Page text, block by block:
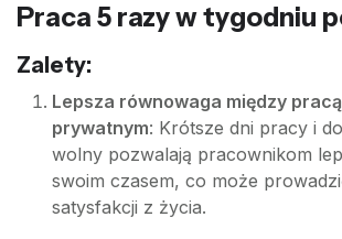
Praca 5 razy w tygodniu
Zalety:
Lepsza równowaga między
prywatnym: Krótsze dni pracy i
wolny pozwalają pracownikom
swoim czasem, co może
satysfakcji z życia.